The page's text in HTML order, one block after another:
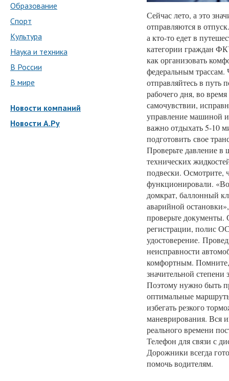
Образование
Спорт
Культура
Наука и техника
В России
В мире
Новости компаний
Новости А.Ру
Сейчас лето, а это
отправляются в
а кто-то едет в
категории граждан
как организовать
федеральным трассам.
отправляйтесь в путь
рабочего дня, во
самочувствии,
управление машиной
важно отдыхать 5-10
подготовить свое
Проверьте давление в
технических
подвески. Осмотрите,
функционировали.
домкрат, баллонный
аварийной
проверьте документы.
регистрации, полис
удостоверение.
неисправности
комфортным. Помните,
значительной
Поэтому нужно быть
оптимальные
избегать резкого
маневрирования. Вся
реального времени
Телефон для связи с
Дорожники всегда
помочь водителям.